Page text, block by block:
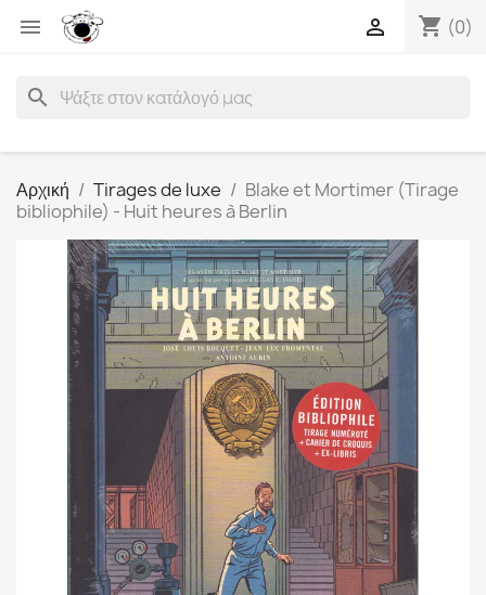
 shopping_cart (0)

search
Αρχική Tirages de luxe
Blake et Mortimer (Tirage
bibliophile) - Huit heures à Berlin